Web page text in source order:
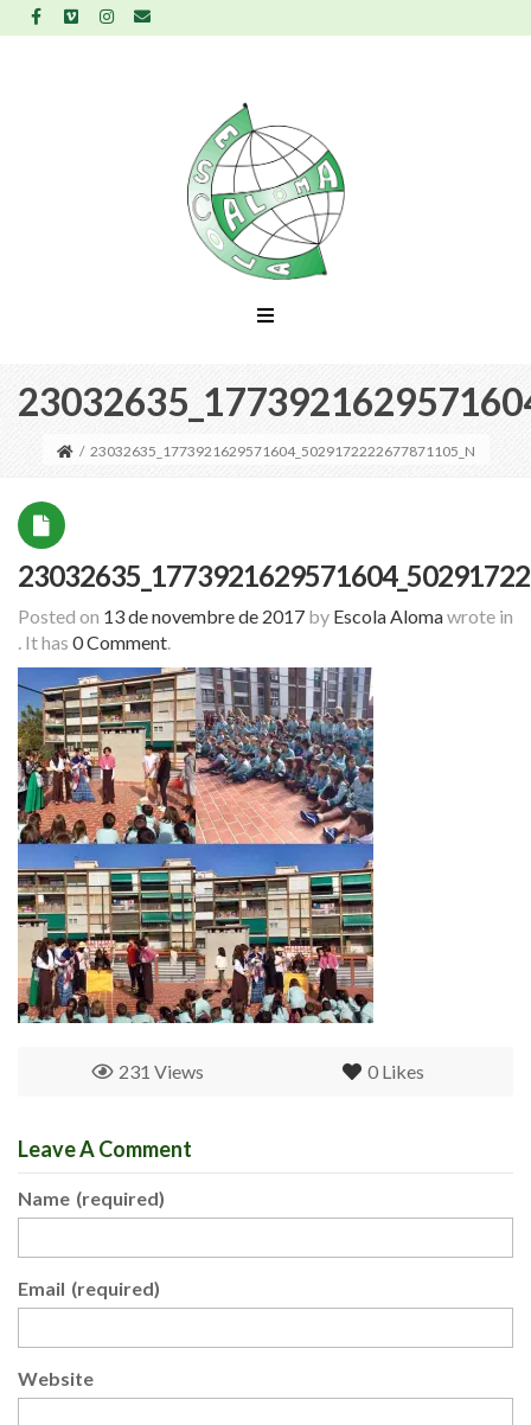
/ 23032635_1773921629571604_5029172222677871105_N
Posted on 13 de novembre de 2017 by Escola Alomawrote in
. It has 0 Comment.
0 Likes
231 Views
Leave A Comment
Name (required)
Email (required)
Website